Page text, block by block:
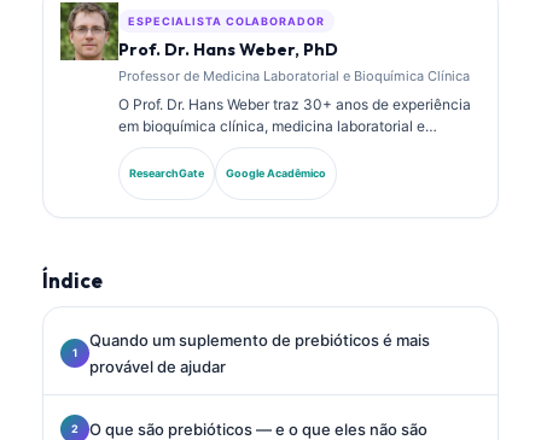
ESPECIALISTA COLABORADOR
Prof. Dr. Hans Weber, PhD
Professor de Medicina Laboratorial e Bioquímica Clínica
O Prof. Dr. Hans Weber traz 30+ anos de experiência
em bioquímica clínica, medicina laboratorial e
pesquisa de biomarcadores. Ex-Presidente da
Sociedade Alemã de Química Clínica, ele se
especializa em análise de painéis diagnósticos,
ResearchGate Google Acadêmico
Índice
Quando um suplemento de prebióticos é mais
provável de ajudar
O que são prebióticos — e o que eles não são